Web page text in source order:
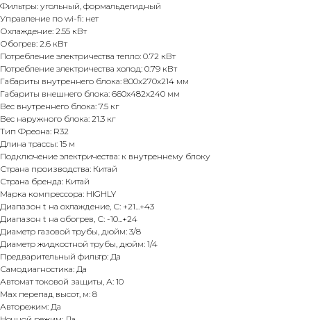
Фильтры: угольный, формальдегидный
Управление по wi-fi: нет
Охлаждение: 2.55 кВт
Обогрев: 2.6 кВт
Потребление электричества тепло: 0.72 кВт
Потребление электричества холод: 0.79 кВт
Габариты внутреннего блока: 800x270x214 мм
Габариты внешнего блока: 660x482x240 мм
Вес внутреннего блока: 7.5 кг
Вес наружного блока: 21.3 кг
Тип Фреона: R32
Длина трассы: 15 м
Подключение электричества: к внутреннему блоку
Страна производства: Китай
Страна бренда: Китай
Марка компрессора: HIGHLY
Диапазон t на охлаждение, С: +21...+43
Диапазон t на обогрев, С: -10...+24
Диаметр газовой трубы, дюйм: 3/8
Диаметр жидкостной трубы, дюйм: 1/4
Предварительный фильтр: Да
Самодиагностика: Да
Автомат токовой защиты, А: 10
Max перепад высот, м: 8
Авторежим: Да